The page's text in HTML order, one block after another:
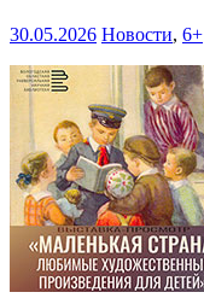
30.05.2026 Новости, 6+